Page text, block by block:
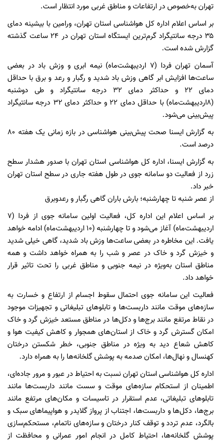
تهران به‌خصوص در ارتفاعات و مناطق غربی مورد انتظار است.
بر اساس اعلام اداره کل هواشناسی استان تهران، ورامین با بیشینه دمای
۳۵ درجه سانتیگراد گرم‌ترین ایستگاه استان تهران در ۲۴ ساعت گذشته
گزارش شده است.
آسمان تهران فردا (۷ اردیبهشت‌ماه) نیمه ابری و وزش باد در بعضی
ساعت‌ها افزایش ابر گاهی وزش باد شدید و رگبار و رعد و برق با حداقل
دمای ۲۲ و حداکثر دمای ۳۲ درجه سانتیگراد و طی ‌دوشنبه
(۸اردیبهشت‌ماه) با حداقل دمای ۲۲ و حداکثر دمای ۳۲ درجه سانتیگراد
پیش‌بینی می‌شود.
به گزارش ایسنا صحت پیش‌بینی هواشناسی در بازه زمانی یک هفته ۸۰
درصد است.
به گزارش ایسنا، اداره کل هواشناسی استان تهران با صدور هشدار سطح
زرد از فعالیت دو سامانه جوی در طول هفته جاری در سطح استان تهران
خبر داد.
از عصر شنبه تا چهارشنبه؛ بارش باران گاهی رگبار و رعدوبرق
بر اساس اعلام این اداره کل، فعالیت اولین سامانه جوی از فردا (۷
اردیبهشت‌ماه) آغاز می‌شود و تا چهارشنبه (۱۰ اردیبهشت‌ماه) ادامه خواهد
یافت. این مخاطره در بعضی ساعت‌ها وزش باد شدید، گاهی خیلی شدید
و خیزش گرد و خاک در عصر و شب را به همراه خواهد داشت و همه
مناطق استان به‌ویژه در نیمه جنوبی و مناطق غربی را تحت تاثیر قرار
خواهد داد.
فعالیت این سامانه جوی احتمال سقوط اجسام از ارتفاع و خسارت به
سازه‌های موقت مانند داربست‌ها و تابلوهای تبلیغاتی و تجهیزات موجود
در نقاط مرتفع مانند برج‌ها و دکل‌ها در مناطق مستعد خیزش گرد و خاک
امکان گسترش گرد و خاک از استان‌های همجوار و کاهش کیفیت هوا و
کاهش شعاع دید به ویژه در مناطق جنوبی، خطر شکستن درختان
کهنسال و نهال‌ها، امکان صدمه به پوشش گلخانه‌ها را به همراه دارد.
اداره کل هواشناسی استان تهران نسبت به احتیاط در عبور و مرور جاده‌ای،
اطمینان از استحکام سازه‌های موقت و سست مانند داربست‌ها مانند
تابلوهای تبلیغاتی، عدم استقرار در تاسیسات و مکان‌های مرتفع مانند
برج‌ها، دکل‌ها و داربست‌ها، اجتناب از پرواز گلایدر و هواپیماهای سبک و
بالگرد، عدم تردد و توقف کنار درختان و سازه‌های ناتمام، مستحکم‌سازی
پوشش گلخانه‌ها، احتیاط کامل در انجام امور عمرانی و محافظت از